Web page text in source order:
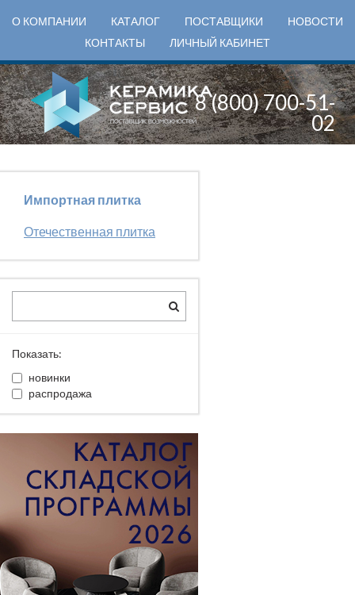
О КОМПАНИИ КАТАЛОГ ПОСТАВЩИКИ
НОВОСТИ
КОНТАКТЫ
ЛИЧНЫЙ КАБИНЕТ
8 (800) 700-51-
02
Импортная плитка
Отечественная плитка
Показать:
новинки
распродажа